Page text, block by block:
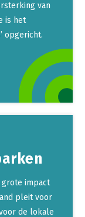
van
is het
opgericht.
grote impact
pleit voor
de lokale